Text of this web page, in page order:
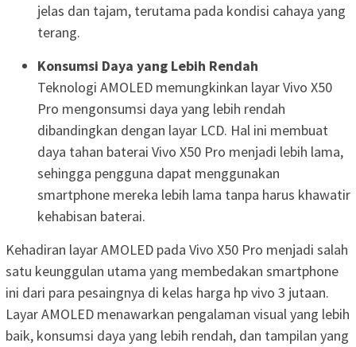
jelas dan tajam, terutama pada kondisi cahaya yang
terang.
Konsumsi Daya yang Lebih Rendah
Teknologi AMOLED memungkinkan layar Vivo X50
Pro mengonsumsi daya yang lebih rendah
dibandingkan dengan layar LCD. Hal ini membuat
daya tahan baterai Vivo X50 Pro menjadi lebih lama,
sehingga pengguna dapat menggunakan
smartphone mereka lebih lama tanpa harus khawatir
kehabisan baterai.
Kehadiran layar AMOLED pada Vivo X50 Pro menjadi salah
satu keunggulan utama yang membedakan smartphone
ini dari para pesaingnya di kelas harga hp vivo 3 jutaan.
Layar AMOLED menawarkan pengalaman visual yang lebih
baik, konsumsi daya yang lebih rendah, dan tampilan yang